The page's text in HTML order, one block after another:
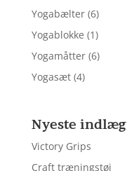
Yogabælter (6)
Yogablokke (1)
Yogamåtter (6)
Yogasæt (4)
Nyeste indlæg
Victory Grips
Craft træningstøj